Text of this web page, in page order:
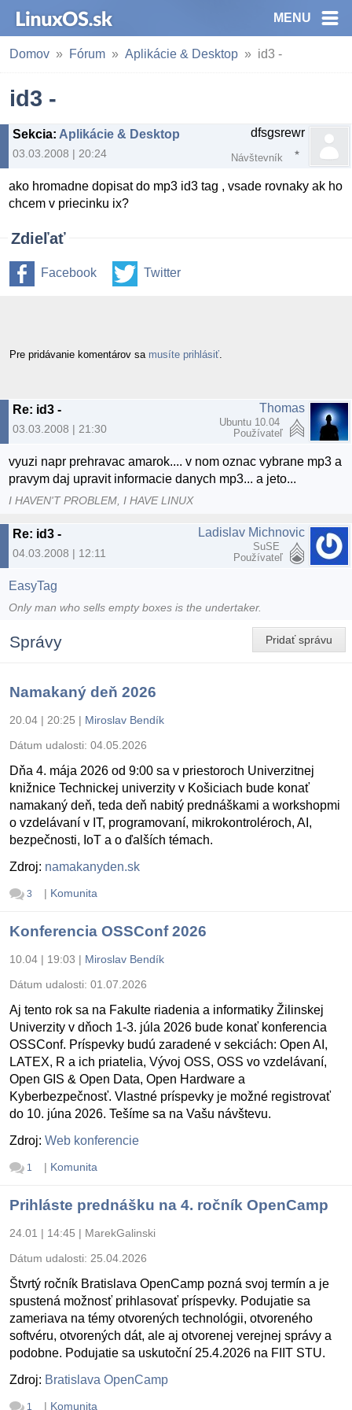
MENU
Domov Fórum Aplikácie & Desktop id3 -
id3 -
Sekcia: Aplikácie & Desktop
03.03.2008 | 20:24
dfsgsrewr
Návštevník
ako hromadne dopisat do mp3 id3 tag , vsade rovnaky ak ho
chcem v priecinku ix?
Zdieľať
Facebook Twitter
Pre pridávanie komentárov sa musíte prihlásiť
Re: id3 -
03.03.2008 | 21:30
Thomas
Ubuntu 10.04
Používateľ
vyuzi napr prehravac amarok.... v nom oznac vybrane mp3 a
pravym daj upravit informacie danych mp3... a jeto...
I HAVEN'T PROBLEM, I HAVE LINUX
Re: id3 -
04.03.2008 | 12:11
Ladislav Michnovic
SuSE
Používateľ
EasyTag
Only man who sells empty boxes is the undertaker.
Pridať správu
Správy
Namakaný deň 2026
20.04 | 20:25 | Miroslav Bendík
Dátum udalosti: 04.05.2026
Dňa 4. mája 2026 od 9:00 sa v priestoroch Univerzitnej
knižnice Technickej univerzity v Košiciach bude konať
namakaný deň, teda deň nabitý prednáškami a workshopmi
o vzdelávaní v IT, programovaní, mikrokontroléroch, AI,
bezpečnosti, IoT a o ďalších témach.
Zdroj: namakanyden.sk
3 | Komunita
Konferencia OSSConf 2026
10.04 | 19:03 | Miroslav Bendík
Dátum udalosti: 01.07.2026
Aj tento rok sa na Fakulte riadenia a informatiky Žilinskej
Univerzity v dňoch 1-3. júla 2026 bude konať konferencia
OSSConf. Príspevky budú zaradené v sekciách: Open AI,
LATEX, R a ich priatelia, Vývoj OSS, OSS vo vzdelávaní,
Open GIS & Open Data, Open Hardware a
Kyberbezpečnosť. Vlastné príspevky je možné registrovať
do 10. júna 2026. Tešíme sa na Vašu návštevu.
Zdroj: Web konferencie
1 | Komunita
Prihláste prednášku na 4. ročník OpenCamp
24.01 | 14:45 | MarekGalinski
Dátum udalosti: 25.04.2026
Štvrtý ročník Bratislava OpenCamp pozná svoj termín a je
spustená možnosť prihlasovať príspevky. Podujatie sa
zameriava na témy otvorených technológii, otvoreného
softvéru, otvorených dát, ale aj otvorenej verejnej správy a
podobne. Podujatie sa uskutoční 25.4.2026 na FIIT STU.
Zdroj: Bratislava OpenCamp
1 | Komunita